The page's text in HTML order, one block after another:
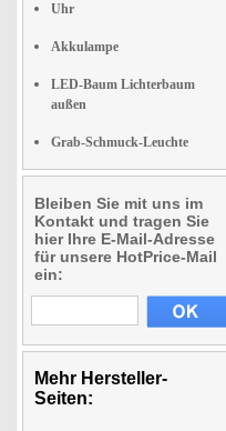
Uhr
Akkulampe
LED-Baum Lichterbaum
außen
Grab-Schmuck-Leuchte
Bleiben Sie mit uns im
Kontakt und tragen Sie
hier Ihre E-Mail-Adresse
für unsere HotPrice-Mail
ein:
Mehr Hersteller-
Seiten: